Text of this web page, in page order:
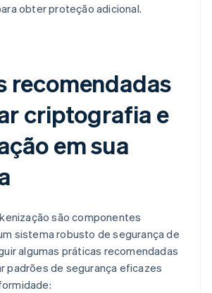
obter proteção adicional.
recomendadas
criptografia e
em sua
são componentes
sistema robusto de segurança de
algumas práticas recomendadas
padrões de segurança eficazes